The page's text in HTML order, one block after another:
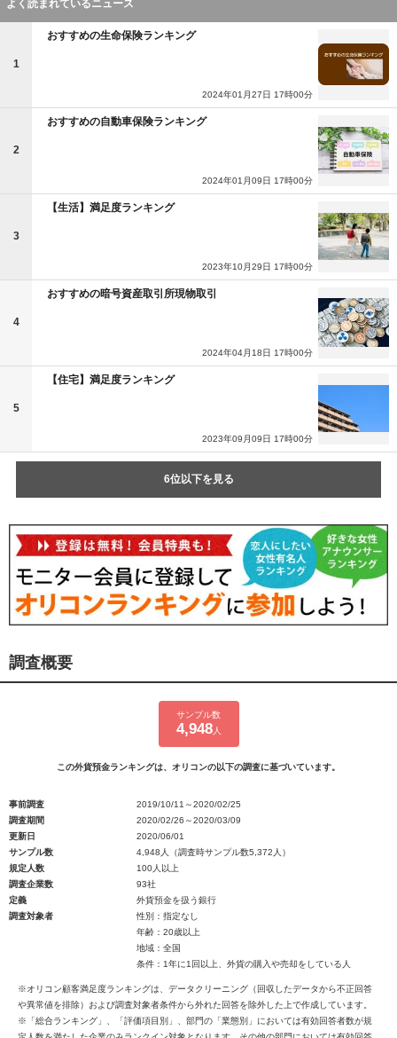
よく読まれているニュース
1
おすすめの生命保険ランキング
2024年01月27日 17時00分
2
おすすめの自動車保険ランキング
2024年01月09日 17時00分
3
【生活】満足度ランキング
2023年10月29日 17時00分
4
おすすめの暗号資産取引所現物取引
2024年04月18日 17時00分
5
【住宅】満足度ランキング
2023年09月09日 17時00分
6位以下を見る
調査概要
サンプル数
4,948人
この外貨預金ランキングは、オリコンの以下の調査に基づいています。
事前調査
2019/10/11～2020/02/25
調査期間
2020/02/26～2020/03/09
更新日
2020/06/01
サンプル数
4,948人（調査時サンプル数5,372人）
規定人数
100人以上
調査企業数
93社
定義
外貨預金を扱う銀行
調査対象者
性別：指定なし
年齢：20歳以上
地域：全国
条件：1年に1回以上、外貨の購入や売却をしている人
※オリコン顧客満足度ランキングは、データクリーニング（回収したデータから不正回答
や異常値を排除）および調査対象者条件から外れた回答を除外した上で作成しています。
※「総合ランキング」、「評価項目別」、部門の「業態別」においては有効回答者数が規